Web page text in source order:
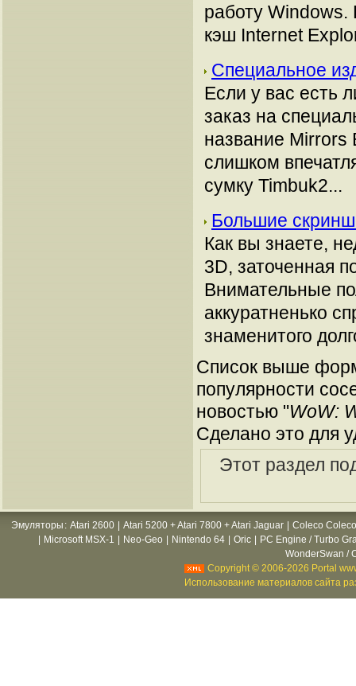
работу
кэш Internet
Специальное
Если у вас есть
заказ на
название Mirrors
слишком
сумку Timbuk2...
Большие
Как вы знаете,
3D, заточенная
Внимательные
аккуратненько
знаменитого
Список выше
популярности
новостью "WoW:
Сделано это для
Этот раздел
Эмуляторы : Atari 2600 Atari 5200 + Atari 7800 + Atari Jaguar
Coleco
Microsoft MSX-1 Neo-Geo Nintendo 64 Oric
PC Engine / Turbo
WonderSwan /
Copyright © 2006-2026 Portal
Использование материалов сайта